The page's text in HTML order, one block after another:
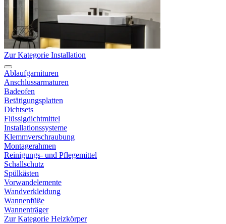
Zur Kategorie Installation
Ablaufgarnituren
Anschlussarmaturen
Badeofen
Betätigungsplatten
Dichtsets
Flüssigdichtmittel
Installationssysteme
Klemmverschraubung
Montagerahmen
Reinigungs- und Pflegemittel
Schallschutz
Spülkästen
Vorwandelemente
Wandverkleidung
Wannenfüße
Wannenträger
Zur Kategorie Heizkörper